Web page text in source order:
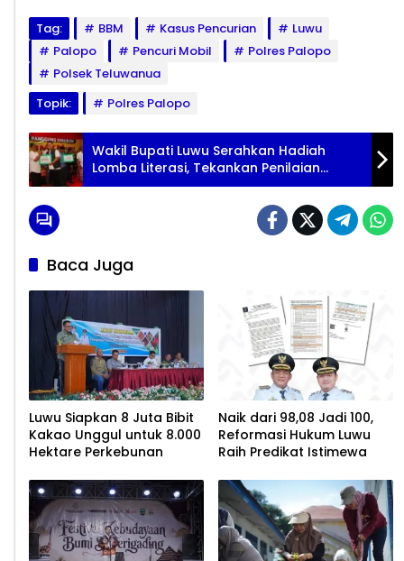
Tag: BBM Kasus Pencurian
Luwu
Palopo
Pencuri Mobil
Polres Palopo
Polsek Teluwanua
Topik:
Polres Palopo
Wakil Bupati Luwu Serahkan Hadiah
Lomba Literasi, Tekankan Penilaian
Objektif
Baca Juga
Luwu Siapkan 8 Juta Bibit
Kakao Unggul untuk 8.000
Hektare Perkebunan
Naik dari 98,08 Jadi 100,
Reformasi Hukum Luwu
Raih Predikat Istimewa